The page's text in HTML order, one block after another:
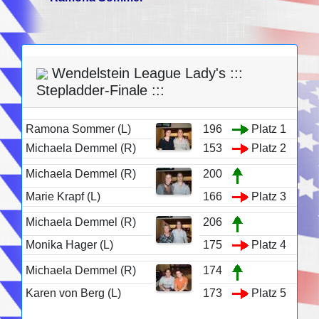
Wendelstein League Lady's :::
Stepladder-Finale :::
Ramona Sommer (L) 196
Platz 1
Michaela Demmel (R)
153 Platz 2
Michaela Demmel (R)
200
Marie Krapf (L)
166 Platz 3
Michaela Demmel (R)
206
Monika Hager (L)
175 Platz 4
Michaela Demmel (R)
174
Karen von Berg (L)
173 Platz 5